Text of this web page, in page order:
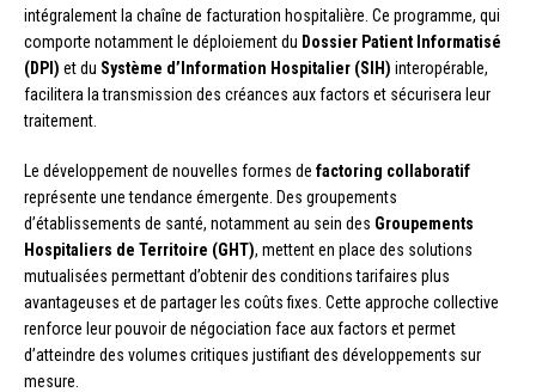
intégralement la chaîne de facturation hospitalière. Ce programme, qui
comporte notamment le déploiement du Dossier Patient Informatisé
(DPI) et du Système d’Information Hospitalier (SIH) interopérable,
facilitera la transmission des créances aux factors et sécurisera leur
traitement.
Le développement de nouvelles formes de factoring collaboratif
représente une tendance émergente. Des groupements
d’établissements de santé, notamment au sein des Groupements
Hospitaliers de Territoire (GHT), mettent en place des solutions
mutualisées permettant d’obtenir des conditions tarifaires plus
avantageuses et de partager les coûts fixes. Cette approche collective
renforce leur pouvoir de négociation face aux factors et permet
d’atteindre des volumes critiques justifiant des développements sur
mesure.